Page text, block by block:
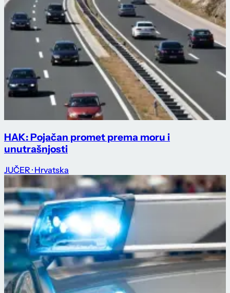
HAK: Pojačan promet prema moru i
unutrašnjosti
JUČER · Hrvatska